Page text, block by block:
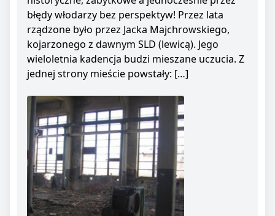
błędy włodarzy bez perspektyw! Przez lata
rządzone było przez Jacka Majchrowskiego,
kojarzonego z dawnym SLD (lewicą). Jego
wieloletnia kadencja budzi mieszane uczucia. Z
jednej strony mieście powstały: […]